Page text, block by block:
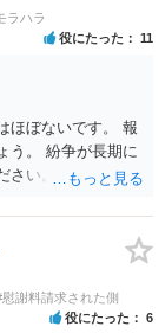
ラハラ
役にたった 11
ほぼないです。 報
う。 紛争が長期に
い。
慰謝料請求された側
役にたった 6